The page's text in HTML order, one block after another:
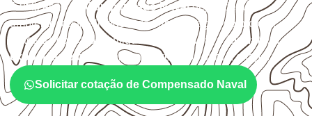
A utilização do Compensado Navaldepende do
ambiente, da finalidade e da especificação do projeto.
Antes da cotação, verifique a
espessura, o formato, a
exposição e o acabamento
previstos para a chapa.
Solicitar cotação de Compensado Naval